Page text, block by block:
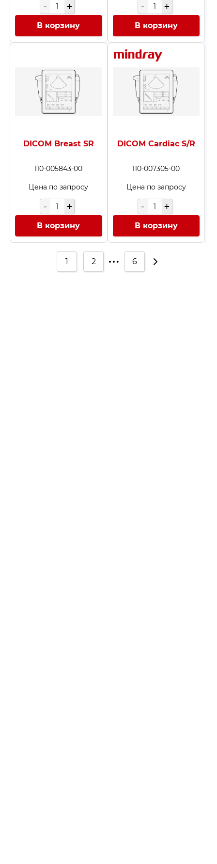
В корзину В корзину
DICOM Breast SR
110-005843-00
Цена по запросу
В корзину
DICOM Cardiac S/R
110-007305-00
Цена по запросу
В корзину
1 2 … 6